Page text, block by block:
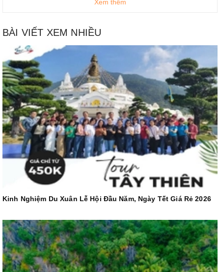
Xem thêm
BÀI VIẾT XEM NHIỀU
Kinh Nghiệm Du Xuân Lễ Hội Đầu Năm, Ngày Tết Giá Rẻ 2026